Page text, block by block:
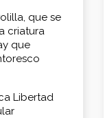
que se
criatura
que
Libertad